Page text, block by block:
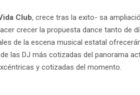
Club, crece tras la exito- sa
crecer la propuesta dance tanto de
de la escena musical estatal
las DJ más cotizadas del panorama
y cotizadas del momento.